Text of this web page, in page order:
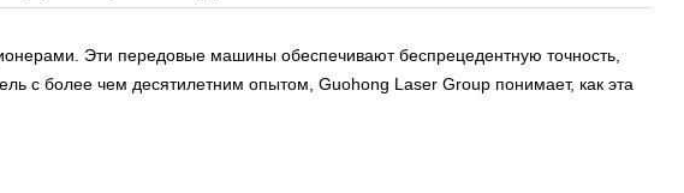
Эти передовые машины обеспечивают беспрецедентную точность,
с более чем десятилетним опытом, Guohong Laser Group понимает, как эта